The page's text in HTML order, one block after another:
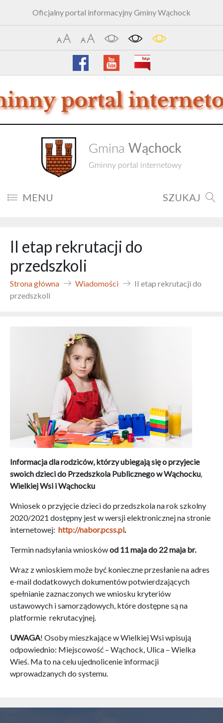
Oficjalny portal informacyjny Gminy Wąchock
Gmina Wąchock
Gminny portal internetowy
MENU SZUKAJ
II etap rekrutacji do
przedszkoli
Strona główna Wiadomości
II etap rekrutacji do
przedszkoli
Informacja dla rodziców, którzy ubiegają się o przyjecie
swoich dzieci do Przedszkola Publicznego w Wąchocku,
Wielkiej Wsi i Wąchocku
Wniosek o przyjęcie dzieci do przedszkola na rok szkolny
2020/2021 dostępny jest w wersji elektronicznej na stronie
internetowej: http://nabor.pcss.pl.
Termin nadsyłania wnioskówod 11 maja do 22 maja br.
Wraz z wnioskiem może być konieczne przesłanie na adres
e-mail dodatkowych dokumentów potwierdzających
spełnianie zaznaczonych we wniosku kryteriów
ustawowych i samorządowych, które dostępne są na
platformie rekrutacyjnej.
UWAGA! Osoby mieszkające w Wielkiej Wsi wpisują
odpowiednio: Miejscowość – Wąchock, Ulica – Wielka
Wieś. Ma to na celu ujednolicenie informacji
wprowadzanych do systemu.